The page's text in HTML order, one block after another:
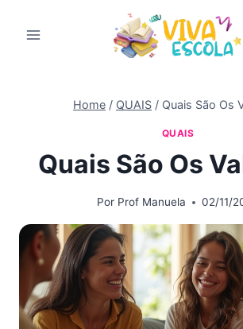
para
Home / QUAIS / Quais São Os
QUAIS
Quais São Os
Por Prof Manuela 02/11/